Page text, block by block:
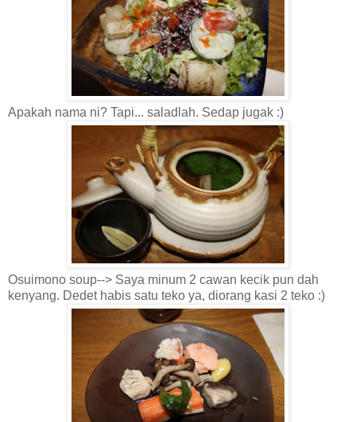
Apakah nama ni? Tapi... saladlah. Sedap jugak :)
Osuimono soup--> Saya minum 2 cawan kecik pun dah
kenyang. Dedet habis satu teko ya, diorang kasi 2 teko :)